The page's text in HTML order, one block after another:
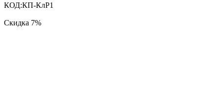
КОД:КП-КлР1
Скидка 7%